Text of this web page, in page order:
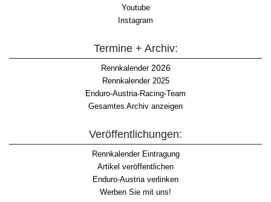
Youtube
Instagram
Termine + Archiv:
Rennkalender2026
Rennkalender 2025
Enduro-Austria-Racing-Team
Gesamtes Archiv anzeigen
Veröffentlichungen:
Rennkalender Eintragung
Artikel veröffentlichen
Enduro-Austria verlinken
Werben Sie mit uns!